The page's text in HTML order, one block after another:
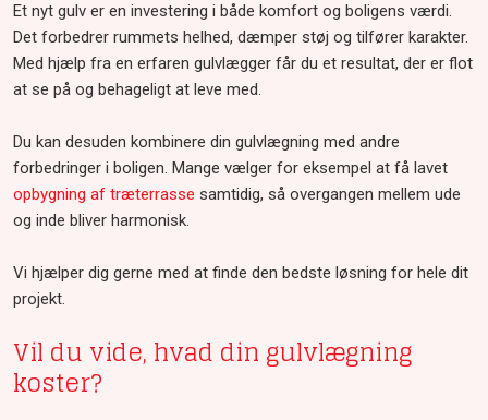
Et nyt gulv er en investering i både komfort og boligens værdi.
Det forbedrer rummets helhed, dæmper støj og tilfører karakter.
Med hjælp fra en erfaren gulvlægger får du et resultat, der er flot
at se på og behageligt at leve med.
Du kan desuden kombinere din gulvlægning med andre
forbedringer i boligen. Mange vælger for eksempel at få lavet
opbygning af træterrasse samtidig, så overgangen mellem ude
og inde bliver harmonisk.
Vi hjælper dig gerne med at finde den bedste løsning for hele dit
projekt.​
Vil du vide, hvad din gulvlægning
koster?